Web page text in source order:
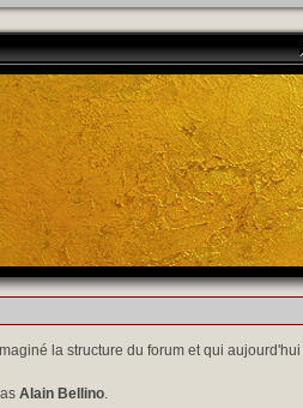
la structure du forum et qui aujourd'hui
Alain Bellino.